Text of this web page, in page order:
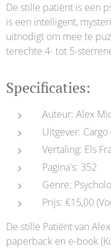
De stille patiënt is een
is een intelligent,
uitnodigt om mee te
terechte 4- tot 5-
Specificaties:
Auteur: Alex
Uitgever: Cargo
Vertaling: Els
Pagina's: 352
Genre:
Prijs: €15,00
De stille Patiënt van
paperback en e-book